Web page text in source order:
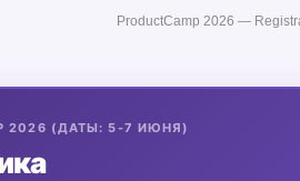
ProductCamp 2026 —
2026 (ДАТЫ: 5-7 ИЮНЯ)